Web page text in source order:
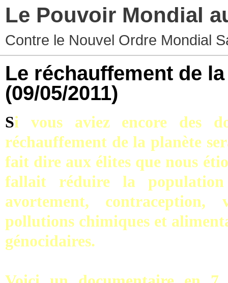
Le Pouvoir Mondial
Contre le Nouvel Ordre Mondial
Le réchauffement de
(09/05/2011)
Si vous aviez encore des
réchauffement de la planète
fait dire aux élites que nous
fallait réduire la
avortement, contraception,
pollutions chimiques et
génocidaires.